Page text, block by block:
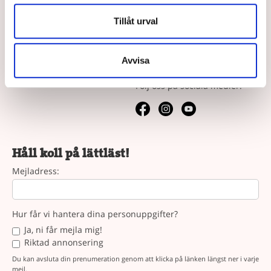
Tillåt urval
Avvisa
Vad är läsnycklar?
Våra köpvillkor
Vår syn på lättläst
Följ oss
Följ oss på sociala medier.
Håll koll på lättläst!
Mejladress:
Hur får vi hantera dina personuppgifter?
Ja, ni får mejla mig!
Riktad annonsering
Du kan avsluta din prenumeration genom att klicka på länken längst ner i varje
mejl.